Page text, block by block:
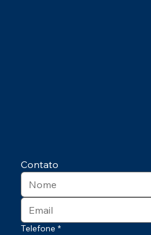
Contato
Telefone *